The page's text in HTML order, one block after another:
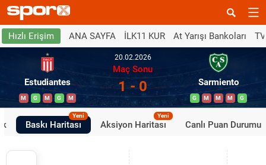
Hızlı Erişim ANA SAYFA İLK11 KUR At Yarışı Bankoları
Estudiantes
M G M G M
20.02.2026
Maç Sonu
1 - 0 Sarmiento
G M M M G
Baskı Haritası
Yeni
Aksiyon Haritası
Yeni
Canlı Puan Durumu